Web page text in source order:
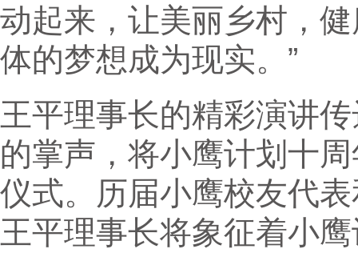
动起来，让美丽乡村，
体的梦想成为现实。”
王平理事长的精彩演讲
的掌声，将小鹰计划十
仪式。历届小鹰校友代
王平理事长将象征着小